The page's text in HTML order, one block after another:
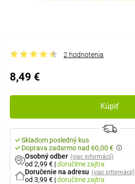
2 hodnotenia
8,49 €
Kúpiť
Skladom posledný kus
Doprava zadarmo nad 60,00 €
Osobný odber (viac informácií)
od 2,99 € |doručímezajtra
Doručenie na adresu (viac informácií)
od 3,99 € |doručímezajtra